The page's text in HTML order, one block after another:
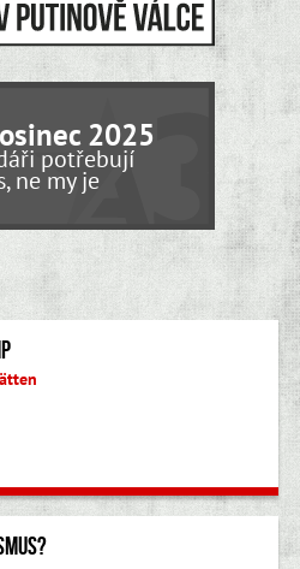
2025
potřebují
ne my je